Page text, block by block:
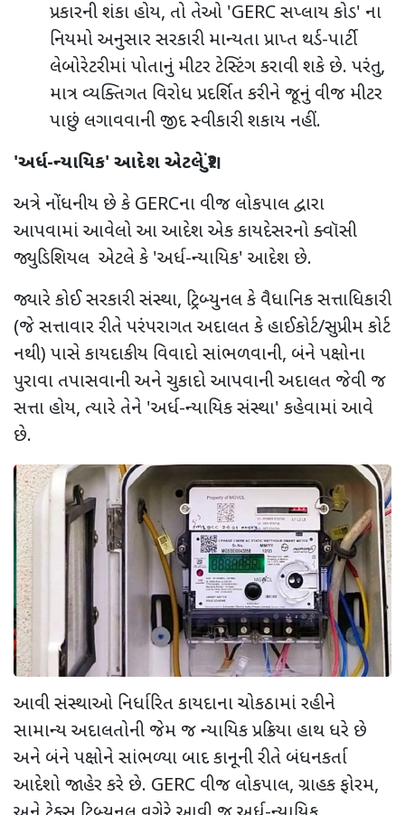
પ્રકારની શંકા હોય, તો તેઓ 'GERCસપ્લાય કોડ' ના
નિયમો અનુસાર સરકારી માન્યતા પ્રાપ્ત થર્ડ-પાર્ટી
લેબોરેટરીમાં પોતાનું મીટર ટેસ્ટિંગ કરાવી શકે છે. પરંતુ,
માત્ર વ્યક્તિગત વિરોધ પ્રદર્શિત કરીને જૂનું વીજ મીટર
પાછું લગાવવાની જીદ સ્વીકારી શકાય નહીં.
'અર્ધ-ન્યાયિક' આદેશ એટલે શું?
અત્રે નોંધનીય છે કે GERCના વીજ લોકપાલ દ્વારા
આપવામાં આવેલો આ આદેશ એક કાયદેસરનો ક્વૉસી
જ્યુડિશિયલ એટલે કે 'અર્ધ-ન્યાયિક' આદેશ છે.
જ્યારે કોઈ સરકારી સંસ્થા, ટ્રિબ્યુનલ કે વૈધાનિક સત્તાધિકારી
(જે સત્તાવાર રીતે પરંપરાગત અદાલત કે હાઈકોર્ટ/સુપ્રીમ કોર્ટ
નથી) પાસે કાયદાકીય વિવાદો સાંભળવાની, બંને પક્ષોના
પુરાવા તપાસવાની અને ચુકાદો આપવાની અદાલત જેવી જ
સત્તા હોય, ત્યારે તેને 'અર્ધ-ન્યાયિક સંસ્થા' કહેવામાં આવે
છે.
આવી સંસ્થાઓ નિર્ધારિત કાયદાના ચોકઠામાં રહીને
સામાન્ય અદાલતોની જેમ જ ન્યાયિક પ્રક્રિયા હાથ ધરે છે
અને બંને પક્ષોને સાંભળ્યા બાદ કાનૂની રીતે બંધનકર્તા
આદેશો જાહેર કરે છે. GERC વીજ લોકપાલ, ગ્રાહક ફોરમ,